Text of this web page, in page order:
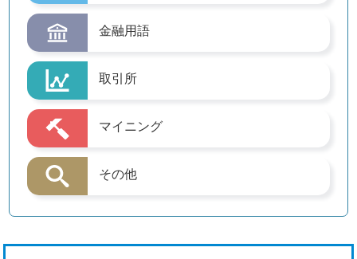
金融用語
取引所
マイニング
その他